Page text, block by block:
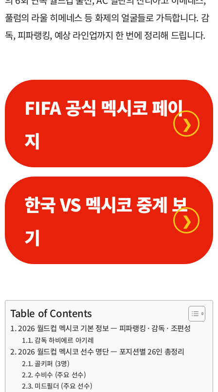
풀럼의 라울 히메네스 등 화제의 얼굴들로 가득합니다. 감
독, 피파랭킹, 예상 라인업까지 한 번에 정리해 드립니다.
FIFA 공식 멕시코 페이
지
❯
한국 VS 멕시코 중계 보
기
❯
Table of Contents
2026 월드컵 멕시코 기본 정보 — 피파랭킹 · 감독 · 조편성
감독 하비에르 아기레
2026 월드컵 멕시코 선수 명단 — 포지션별 26인 총정리
골키퍼 (3명)
수비수 (주요 선수)
미드필더 (주요 선수)